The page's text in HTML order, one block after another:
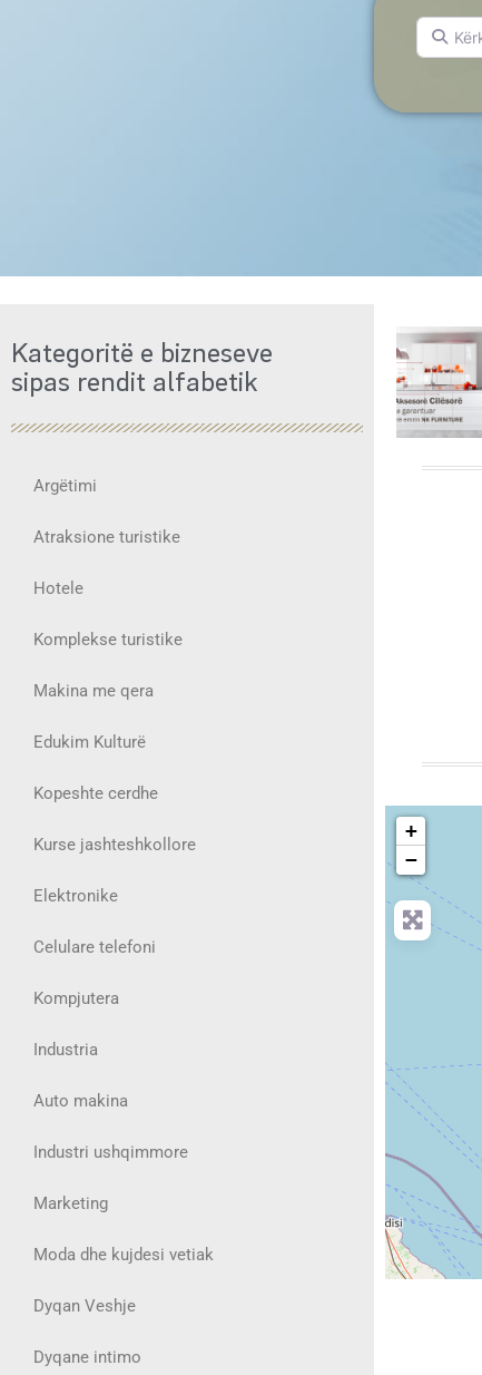
Kërko
Kategoritë e bizneseve
sipas rendit alfabetik
Argëtimi
Atraksione turistike
Hotele
Komplekse turistike
Makina me qera
Edukim Kulturë
Kopeshte cerdhe
Kurse jashteshkollore
Elektronike
Celulare telefoni
Kompjutera
Industria
Auto makina
Industri ushqimmore
Marketing
Moda dhe kujdesi vetiak
Dyqan Veshje
Dyqane intimo
+
−